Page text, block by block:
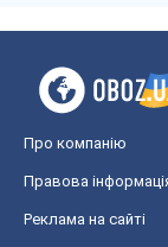
Про компанію
Правова
Реклама на сайті